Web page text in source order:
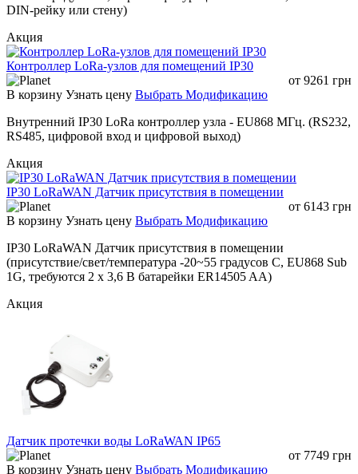
DIN-рейку или стену)
Акция
Контроллер LoRa-узлов для помещений IP30
от 9261 грн
В корзину Узнать цену Выбрать Модификацию
Внутренний IP30 LoRa контроллер узла - EU868 МГц. (RS232,
RS485, цифровой вход и цифровой выход)
Акция
IP30 LoRaWAN Датчик присутствия в помещении
от 6143 грн
В корзину Узнать цену Выбрать Модификацию
IP30 LoRaWAN Датчик присутствия в помещении
(присутствие/свет/температура -20~55 градусов C, EU868 Sub
1G, требуются 2 x 3,6 В батарейки ER14505 AA)
Акция
Датчик протечки воды LoRaWAN IP65
от 7749 грн
В корзину Узнать цену Выбрать Модификацию